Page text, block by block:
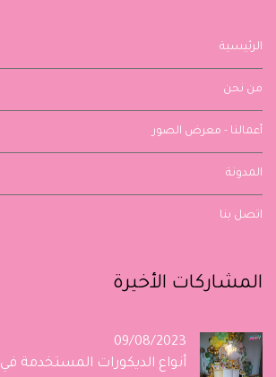
الرئيسية
من نحن
أعمالنا - معرض الصور
المدونة
اتصل بنا
المشاركات الأخيرة
09/08/2023
أنواع الديكورات المستخدمة